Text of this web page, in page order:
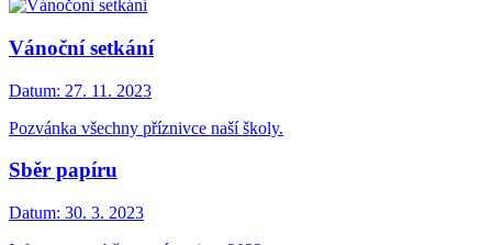
Vánoční setkání
Datum: 27. 11. 2023
Pozvánka všechny příznivce naší školy.
Sběr papíru
Datum: 30. 3. 2023